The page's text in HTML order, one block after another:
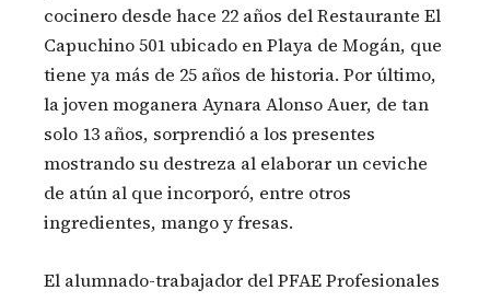
cocinero desde hace 22 años del Restaurante El
Capuchino 501 ubicado en Playa de Mogán, que
tiene ya más de 25 años de historia. Por último,
la joven moganera Aynara Alonso Auer, de tan
solo 13 años, sorprendió a los presentes
mostrando su destreza al elaborar un ceviche
de atún al que incorporó, entre otros
ingredientes, mango y fresas.
El alumnado-trabajador del PFAE Profesionales